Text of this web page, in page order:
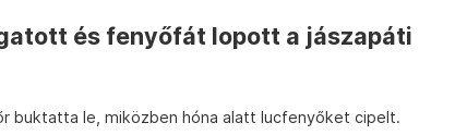
és fenyőfát lopott a jászapáti
buktatta le, miközben hóna alatt lucfenyőket cipelt.